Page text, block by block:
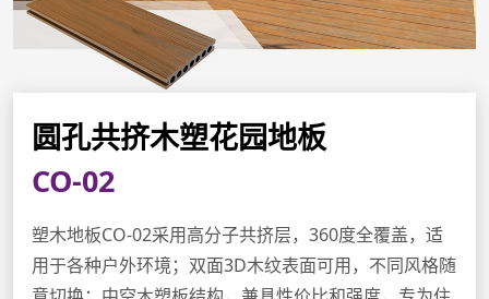
圆孔共挤木塑花园地板
CO-02
塑木地板CO-02采用高分子共挤层，360度全覆盖，适
用于各种户外环境；双面3D木纹表面可用，不同风格随